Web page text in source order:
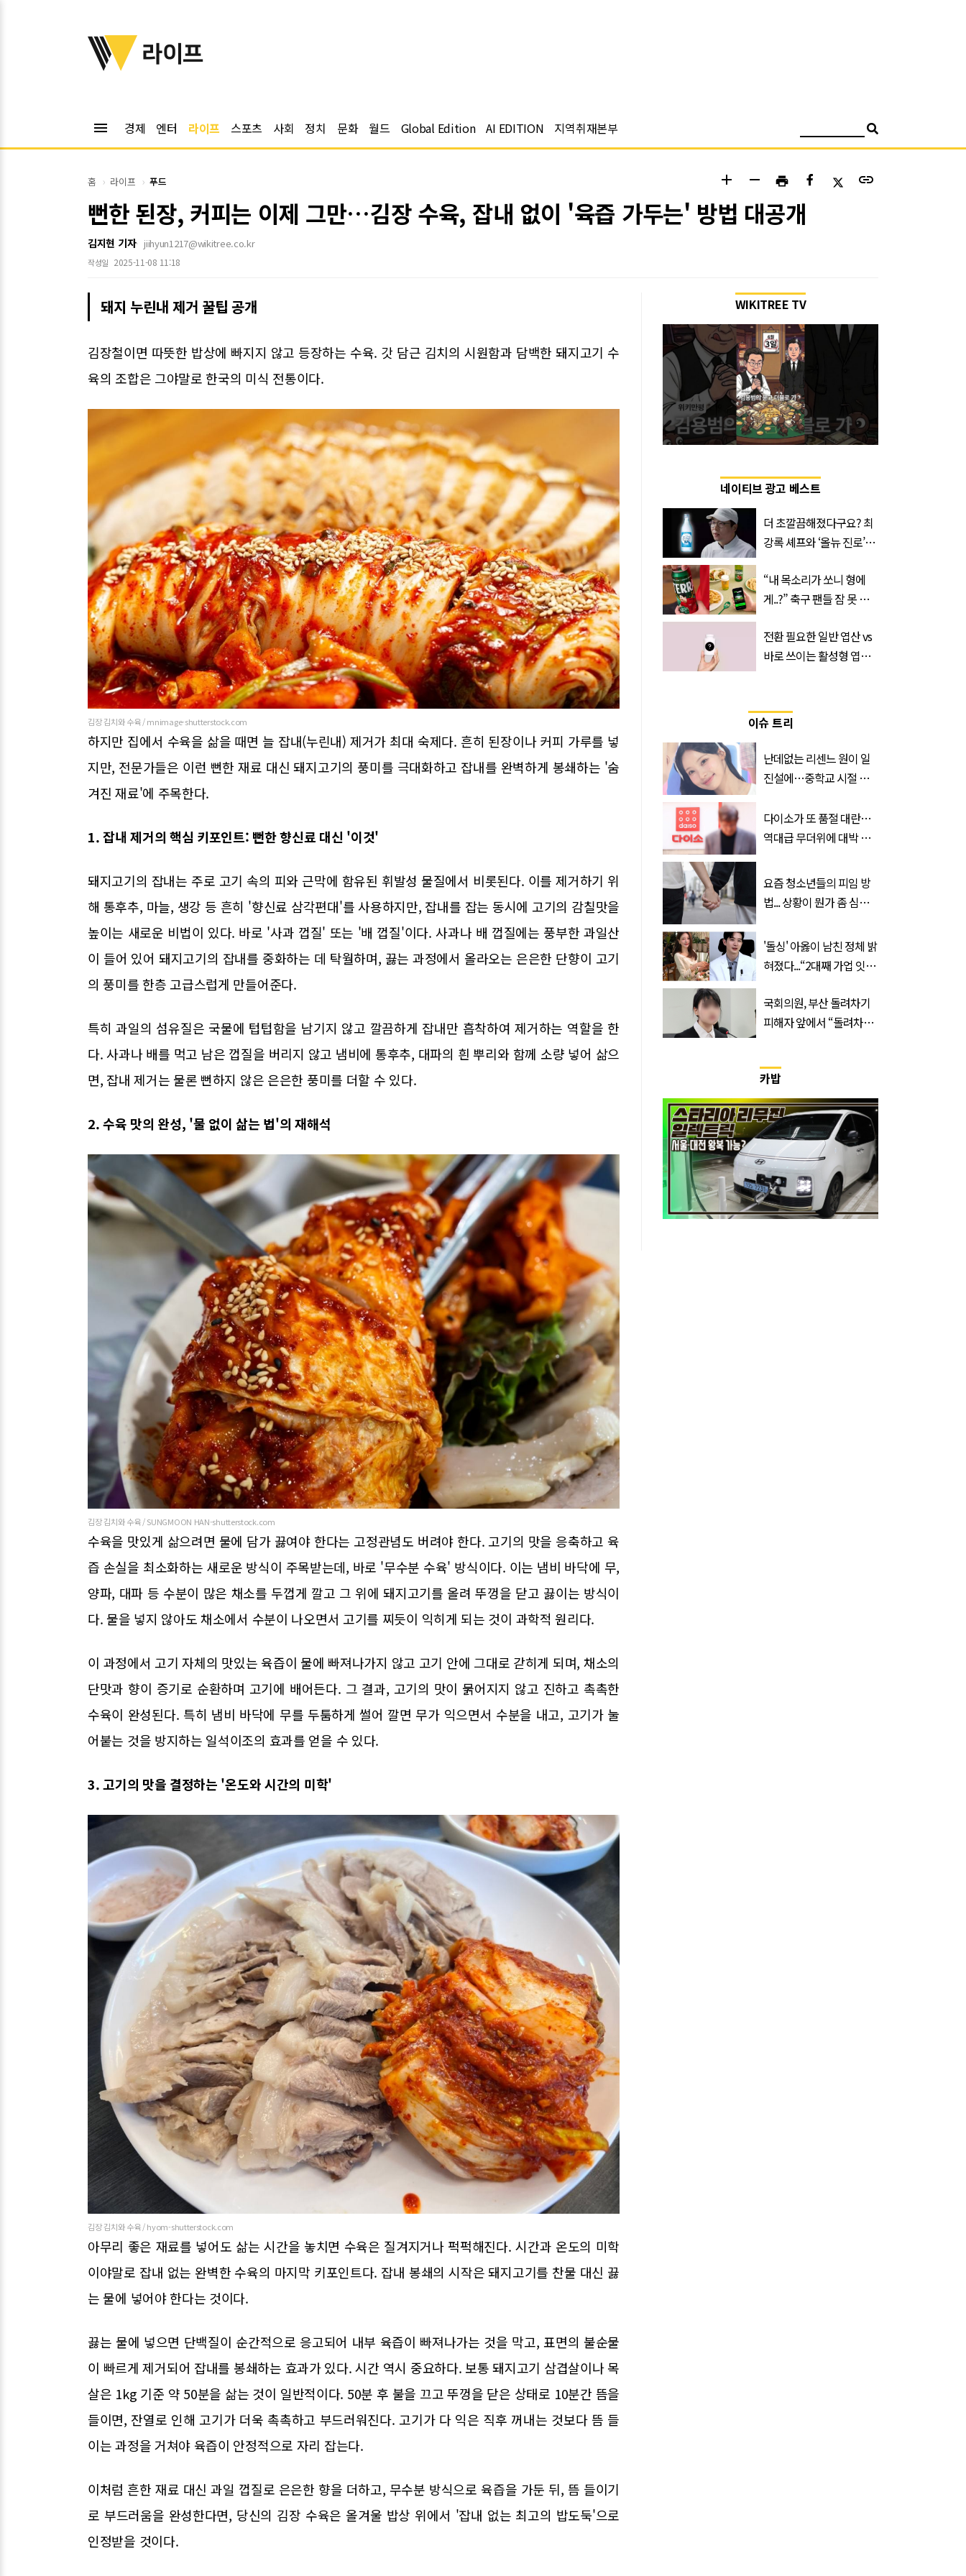
위키트리
라이프
menu 경제 엔터 라이프 스포츠 사회 정치 문화 월드 Global Edition AI EDITION 지역취재본부
홈 라이프 푸드 add remove print link
뻔한 된장, 커피는 이제 그만…김장 수육, 잡내 없이 '육즙 가두는' 방법 대공개
김지현 기자 jiihyun1217@wikitree.co.kr
작성일 2025-11-08 11:18
돼지 누린내 제거 꿀팁 공개
김장철이면 따뜻한 밥상에 빠지지 않고 등장하는 수육. 갓 담근 김치의 시원함과 담백한 돼지고기 수
육의 조합은 그야말로 한국의 미식 전통이다.
김장 김치와 수육 / mnimage-shutterstock.com
하지만 집에서 수육을 삶을 때면 늘 잡내(누린내) 제거가 최대 숙제다. 흔히 된장이나 커피 가루를 넣
지만, 전문가들은 이런 뻔한 재료 대신 돼지고기의 풍미를 극대화하고 잡내를 완벽하게 봉쇄하는 '숨
겨진 재료'에 주목한다.
1. 잡내 제거의 핵심 키포인트: 뻔한 향신료 대신 '이것'
돼지고기의 잡내는 주로 고기 속의 피와 근막에 함유된 휘발성 물질에서 비롯된다. 이를 제거하기 위
해 통후추, 마늘, 생강 등 흔히 '향신료 삼각편대'를 사용하지만, 잡내를 잡는 동시에 고기의 감칠맛을
높이는 새로운 비법이 있다. 바로 '사과 껍질' 또는 '배 껍질'이다. 사과나 배 껍질에는 풍부한 과일산
이 들어 있어 돼지고기의 잡내를 중화하는 데 탁월하며, 끓는 과정에서 올라오는 은은한 단향이 고기
의 풍미를 한층 고급스럽게 만들어준다.
특히 과일의 섬유질은 국물에 텁텁함을 남기지 않고 깔끔하게 잡내만 흡착하여 제거하는 역할을 한
다. 사과나 배를 먹고 남은 껍질을 버리지 않고 냄비에 통후추, 대파의 흰 뿌리와 함께 소량 넣어 삶으
면, 잡내 제거는 물론 뻔하지 않은 은은한 풍미를 더할 수 있다.
2. 수육 맛의 완성, '물 없이 삶는 법'의 재해석
김장 김치와 수육 / SUNGMOON HAN-shutterstock.com
수육을 맛있게 삶으려면 물에 담가 끓여야 한다는 고정관념도 버려야 한다. 고기의 맛을 응축하고 육
즙 손실을 최소화하는 새로운 방식이 주목받는데, 바로 '무수분 수육' 방식이다. 이는 냄비 바닥에 무,
양파, 대파 등 수분이 많은 채소를 두껍게 깔고 그 위에 돼지고기를 올려 뚜껑을 닫고 끓이는 방식이
다. 물을 넣지 않아도 채소에서 수분이 나오면서 고기를 찌듯이 익히게 되는 것이 과학적 원리다.
이 과정에서 고기 자체의 맛있는 육즙이 물에 빠져나가지 않고 고기 안에 그대로 갇히게 되며, 채소의
단맛과 향이 증기로 순환하며 고기에 배어든다. 그 결과, 고기의 맛이 묽어지지 않고 진하고 촉촉한
수육이 완성된다. 특히 냄비 바닥에 무를 두툼하게 썰어 깔면 무가 익으면서 수분을 내고, 고기가 눌
어붙는 것을 방지하는 일석이조의 효과를 얻을 수 있다.
3. 고기의 맛을 결정하는 '온도와 시간의 미학'
김장 김치와 수육 / hyom-shutterstock.com
아무리 좋은 재료를 넣어도 삶는 시간을 놓치면 수육은 질겨지거나 퍽퍽해진다. 시간과 온도의 미학
이야말로 잡내 없는 완벽한 수육의 마지막 키포인트다. 잡내 봉쇄의 시작은 돼지고기를 찬물 대신 끓
는 물에 넣어야 한다는 것이다.
끓는 물에 넣으면 단백질이 순간적으로 응고되어 내부 육즙이 빠져나가는 것을 막고, 표면의 불순물
이 빠르게 제거되어 잡내를 봉쇄하는 효과가 있다. 시간 역시 중요하다. 보통 돼지고기 삼겹살이나 목
살은 1kg 기준 약 50분을 삶는 것이 일반적이다. 50분 후 불을 끄고 뚜껑을 닫은 상태로 10분간 뜸을
들이면, 잔열로 인해 고기가 더욱 촉촉하고 부드러워진다. 고기가 다 익은 직후 꺼내는 것보다 뜸 들
이는 과정을 거쳐야 육즙이 안정적으로 자리 잡는다.
이처럼 흔한 재료 대신 과일 껍질로 은은한 향을 더하고, 무수분 방식으로 육즙을 가둔 뒤, 뜸 들이기
로 부드러움을 완성한다면, 당신의 김장 수육은 올겨울 밥상 위에서 '잡내 없는 최고의 밥도둑'으로
인정받을 것이다.
WIKITREE TV
네이티브 광고 베스트
더 초깔끔해졌다구요? 최
강록 셰프와 ‘올뉴 진로’의
“내 목소리가 쏘니 형에
게..?” 축구 팬들 잠 못 들
트
전환 필요한 일반 엽산 vs
바로 쓰이는 활성형 엽
이슈 트리
난데없는 리센느 원이 일
진설에…중학교 시절 담
다이소가 또 품절 대란…
역대급 무더위에 대박 난
요즘 청소년들의 피임 방
법... 상황이 뭔가 좀 심각
'돌싱' 아옳이 남친 정체 밝
혀졌다...“2대째 가업 잇는
국회의원, 부산 돌려차기
피해자 앞에서 “돌려차기
카밥